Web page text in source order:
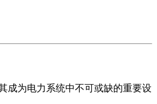
成为电力系统中不可或缺的重要设